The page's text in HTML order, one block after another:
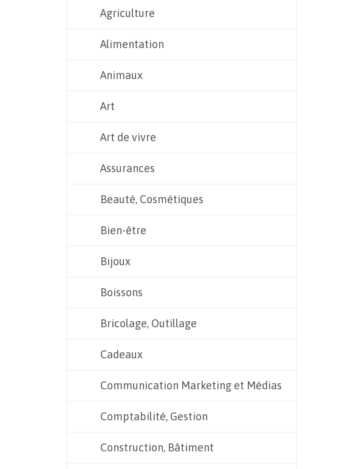
Agriculture
Alimentation
Animaux
Art
Art de vivre
Assurances
Beauté, Cosmétiques
Bien-être
Bijoux
Boissons
Bricolage, Outillage
Cadeaux
Communication Marketing et Médias
Comptabilité, Gestion
Construction, Bâtiment